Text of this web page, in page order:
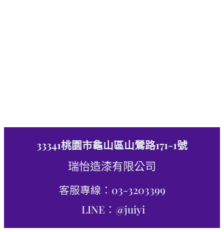
33341桃園市龜山區山鶯路171-1號
瑞怡造漆有限公司
客服專線：03-3203399
LINE：@juiyi